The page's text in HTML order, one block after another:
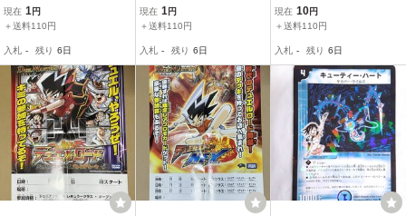
ン 2006 55/110/Y5
現在 1円
＋送料110円
入札 - 残り 6日
ローブ DMR07 44/55
現在 1円
＋送料110円
入札 - 残り 6日
0/Y5 2枚セット
現在 10円
＋送料110円
入札 - 残り 6日